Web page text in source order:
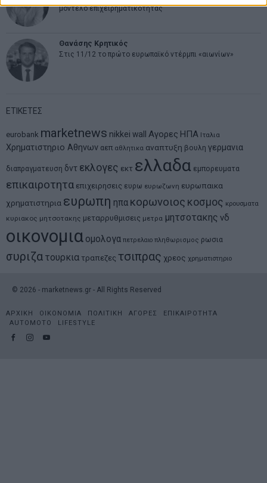
μοντέλο επιχειρηματικότητας
Θανάσης Κρητικός
Στις 11/12 το πρώτο ευρωπαϊκό ντέρμπι «αιωνίων»
ΕΤΙΚΕΤΕΣ
eurobank marketnews nikkei wall Αγορες ΗΠΑ Ιταλια
Χρηματιστηριο Αθηνων αεπ αθλητικα αναπτυξη βουλη γερμανια
διαπραγματευση δντ εκλογες εκτ ελλαδα εμπορευματα
επικαιροτητα επιχειρησεις ευρω ευρωζωνη ευρωπαικα
χρηματιστηρια ευρωπη ηπα κορωνοιος κοσμος κρουσματα
κυριακος μητσοτακης μεταρρυθμισεις μετρα μητσοτακης νδ
οικονομια ομολογα πετρελαιο πληθωρισμος ρωσια
συριζα τουρκια τραπεζες τσιπρας χρεος χρηματιστηριο
© 2026 - marketnews.gr - All Rights Reserved
ΑΡΧΙΚΗ ΟΙΚΟΝΟΜΙΑ ΠΟΛΙΤΙΚΗ ΑΓΟΡΕΣ
ΕΠΙΚΑΙΡΟΤΗΤΑ
AUTOMOTO
LIFESTYLE